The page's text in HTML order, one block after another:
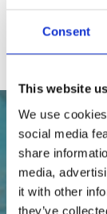
Consent
This website
We use
social media
share
media,
it with other
they’ve